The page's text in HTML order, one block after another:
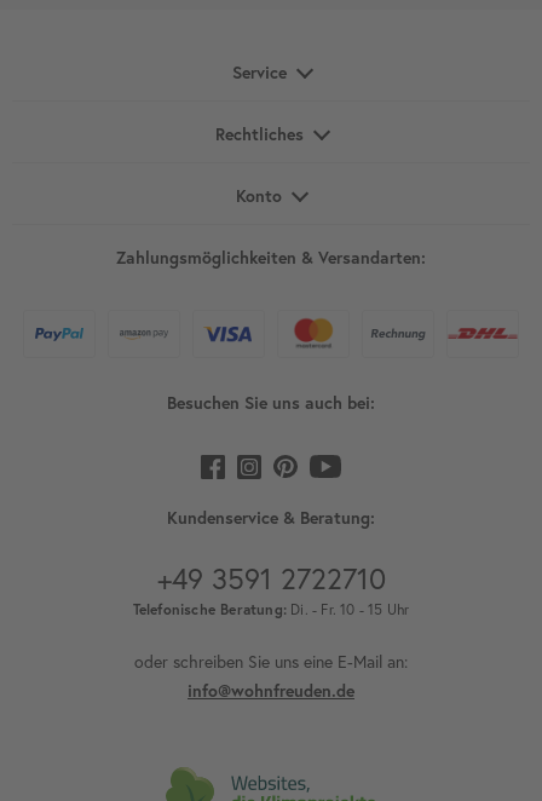
Service
Rechtliches
Konto
Zahlungsmöglichkeiten & Versandarten:
Besuchen Sie uns auch bei:
Kundenservice & Beratung:
+49 3591 2722710
Telefonische Beratung: Di. - Fr. 10 - 15 Uhr
oder schreiben Sie uns eine E-Mail an:
info@wohnfreuden.de